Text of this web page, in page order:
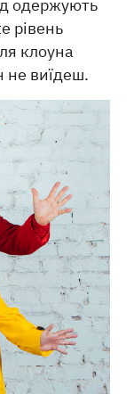
одержують
рівень
клоуна
не виїдеш.